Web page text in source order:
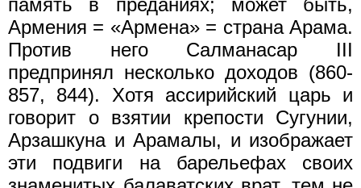
Армения = «Армена» = страна Арама.
Против него Салманасар III
предпринял несколько доходов (860-
857, 844). Хотя ассирийский царь и
говорит о взятии крепости Сугунии,
Арзашкуна и Арамалы, и изображает
эти подвиги на барельефах своих